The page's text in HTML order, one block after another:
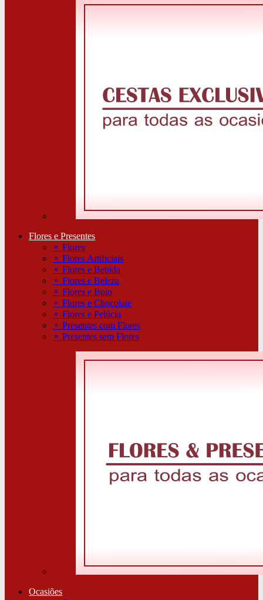
Flores e Presentes
⚬Flores
⚬Flores Artificiais
⚬Flores e Bebida
⚬Flores e Beleza
⚬Flores e Bolo
⚬Flores e Chocolate
⚬Flores e Pelúcia
⚬Presentes com Flores
⚬Presentes sem Flores
Ocasiões